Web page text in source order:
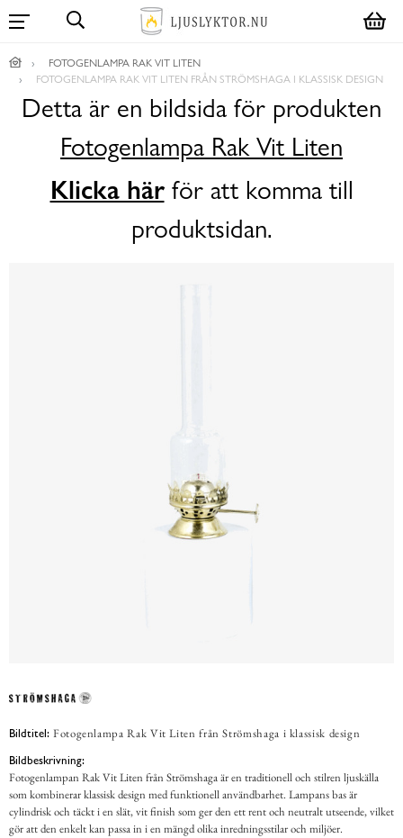
FOTOGENLAMPA RAK VIT LITEN
FOTOGENLAMPA RAK VIT LITEN FRÅN STRÖMSHAGA I KLASSISK DESIGN
Detta är en bildsida för produkten
Fotogenlampa Rak Vit Liten
Klicka härför att komma till
produktsidan.
Bildtitel: Fotogenlampa Rak Vit Liten från Strömshaga i klassisk design
Bildbeskrivning:
Fotogenlampan Rak Vit Liten från Strömshaga är en traditionell och stilren ljuskälla
som kombinerar klassisk design med funktionell användbarhet. Lampans bas är
cylindrisk och täckt i en slät, vit finish som ger den ett rent och neutralt utseende, vilket
gör att den enkelt kan passa in i en mängd olika inredningsstilar och miljöer.